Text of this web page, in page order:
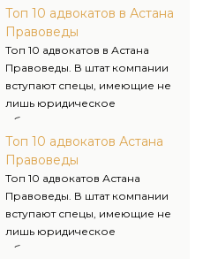
работы в государственных
органах, что помогает нам
решать поставленные задачи
очень компетентно и
комплексно.
Топ 10 адвокатов в Астана
Правоведы
Топ 10 адвокатов в Астана
Правоведы. В штат компании
вступают спецы, имеющие не
лишь юридическое
образование, однако и опыт
работы в государственных
органах, что помогает нам
решать поставленные задачи
очень компетентно и
комплексно.
Топ 10 адвокатов Астана
Правоведы
Топ 10 адвокатов Астана
Правоведы. В штат компании
вступают спецы, имеющие не
лишь юридическое
образование, однако и опыт